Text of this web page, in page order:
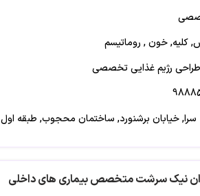
کلیه, خون , روماتیسم
طراحی رژیم غذایی تخصصی
خیابان برشنورد, ساختمان محجوب, طبقه اول
نیک سرشت متخصص بیماری های داخلی